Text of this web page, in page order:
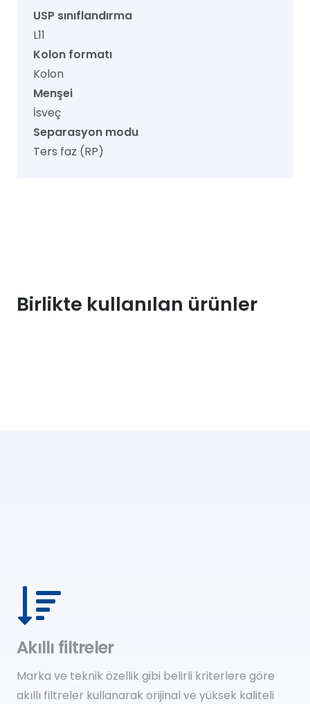
USP sınıflandırma
L11
Kolon formatı
Kolon
Menşei
İsveç
Separasyon modu
Ters faz (RP)
Birlikte kullanılan ürünler
Akıllı filtreler
Marka ve teknik özellik gibi belirli kriterlere göre
akıllı filtreler kullanarak orijinal ve yüksek kaliteli